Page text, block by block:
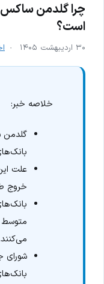
چرا گلدمن ساکس
است؟
۳۰ اردیبهشت ۱۴۰۵
خلاصه خبر:
گلدمن
بانک‌های
علت
خروج